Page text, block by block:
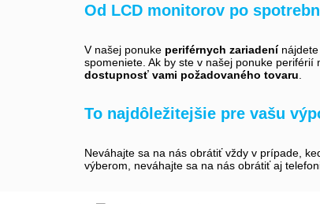
Od LCD monitorov po
V našej ponuke periférnych zariadenínájdete
spomeniete. Ak by ste v našej ponuke
dostupnosť vami požadovaného tovaru
To najdôležitejšie pre vašu
Neváhajte sa na nás obrátiť vždy v prípade,
výberom, neváhajte sa na nás obrátiť aj